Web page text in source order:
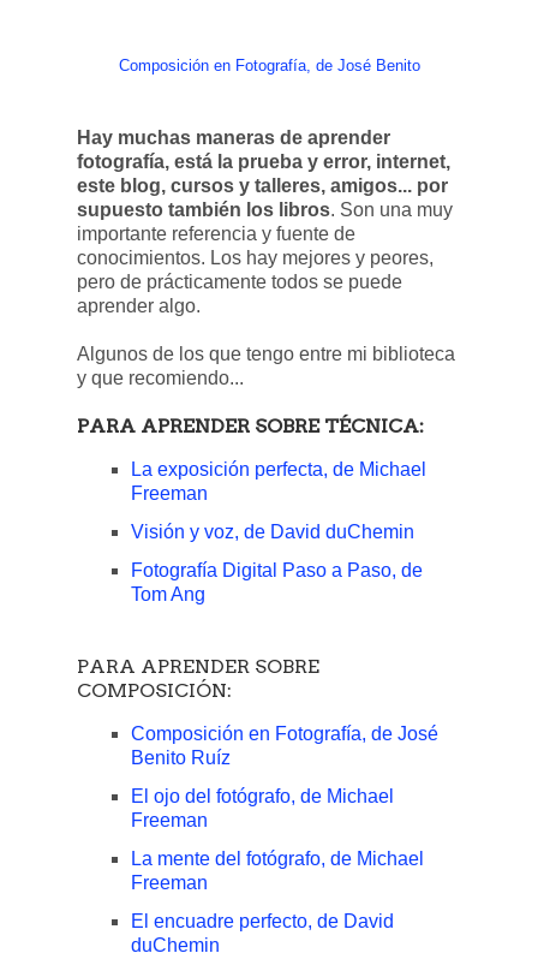
Composición en Fotografía, de José Benito
Hay muchas maneras de aprender
fotografía, está la prueba y error, internet,
este blog, cursos y talleres, amigos... por
supuesto también los libros. Son una muy
importante referencia y fuente de
conocimientos. Los hay mejores y peores,
pero de prácticamente todos se puede
aprender algo.
Algunos de los que tengo entre mi biblioteca
y que recomiendo...
PARA APRENDER SOBRE TÉCNICA:
La exposición perfecta, de Michael
Freeman
Visión y voz, de David duChemin
Fotografía Digital Paso a Paso, de
Tom Ang
PARA APRENDER SOBRE
COMPOSICIÓN:
Composición en Fotografía, de José
Benito Ruíz
El ojo del fotógrafo, de Michael
Freeman
La mente del fotógrafo, de Michael
Freeman
El encuadre perfecto, de David
duChemin